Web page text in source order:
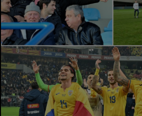
Echipa Națională
U21
Fotbal feminin
Special
Diverse
Inedit